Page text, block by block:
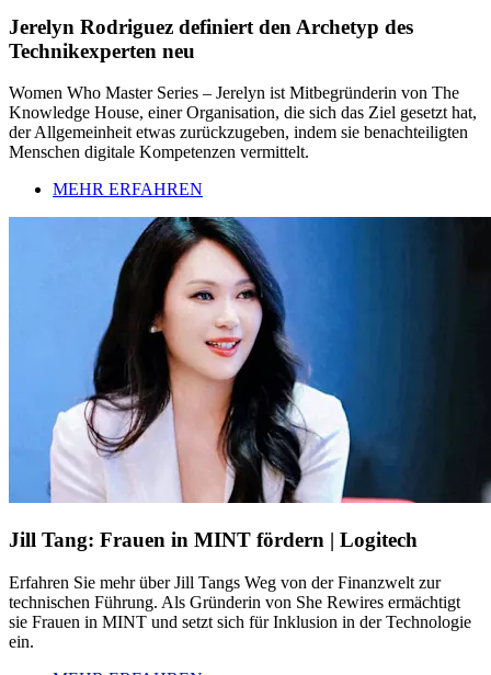
Jerelyn Rodriguez definiert den Archetyp des
Technikexperten neu
Women Who Master Series – Jerelyn ist Mitbegründerin von The
Knowledge House, einer Organisation, die sich das Ziel gesetzt hat,
der Allgemeinheit etwas zurückzugeben, indem sie benachteiligten
Menschen digitale Kompetenzen vermittelt.
MEHR ERFAHREN
Jill Tang: Frauen in MINT fördern | Logitech
Erfahren Sie mehr über Jill Tangs Weg von der Finanzwelt zur
technischen Führung. Als Gründerin von She Rewires ermächtigt
sie Frauen in MINT und setzt sich für Inklusion in der Technologie
ein.